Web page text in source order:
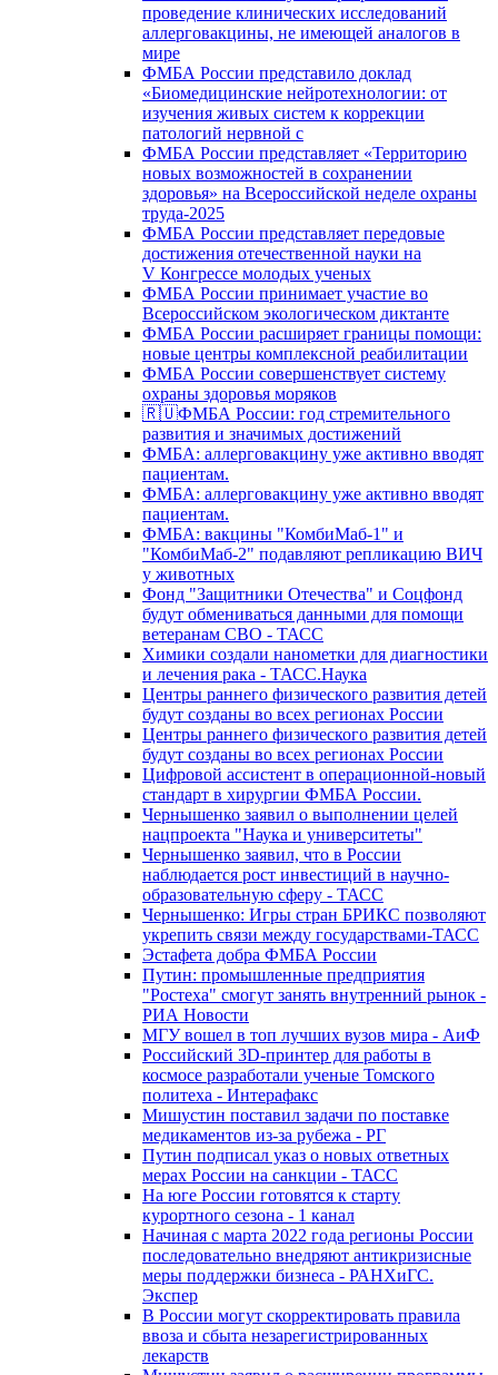
проведение клинических исследований
аллерговакцины, не имеющей аналогов в
мире
ФМБА России представило доклад
«Биомедицинские нейротехнологии: от
изучения живых систем к коррекции
патологий нервной с
ФМБА России представляет «Территорию
новых возможностей в сохранении
здоровья» на Всероссийской неделе охраны
труда-2025
ФМБА России представляет передовые
достижения отечественной науки на
V Конгрессе молодых ученых
ФМБА России принимает участие во
Всероссийском экологическом диктанте
ФМБА России расширяет границы помощи:
новые центры комплексной реабилитации
ФМБА России совершенствует систему
охраны здоровья моряков
🇷🇺ФМБА России: год стремительного
развития и значимых достижений
ФМБА: аллерговакцину уже активно вводят
пациентам.
ФМБА: аллерговакцину уже активно вводят
пациентам.
ФМБА: вакцины "КомбиМаб-1" и
"КомбиМаб-2" подавляют репликацию ВИЧ
у животных
Фонд "Защитники Отечества" и Соцфонд
будут обмениваться данными для помощи
ветеранам СВО - ТАСС
Химики создали нанометки для диагностики
и лечения рака - ТАСС.Наука
Центры раннего физического развития детей
будут созданы во всех регионах России
Центры раннего физического развития детей
будут созданы во всех регионах России
Цифровой ассистент в операционной-новый
стандарт в хирургии ФМБА России.
Чернышенко заявил о выполнении целей
нацпроекта "Наука и университеты"
Чернышенко заявил, что в России
наблюдается рост инвестиций в научно-
образовательную сферу - ТАСС
Чернышенко: Игры стран БРИКС позволяют
укрепить связи между государствами-ТАСС
Эстафета добра ФМБА России
Путин: промышленные предприятия
"Ростеха" смогут занять внутренний рынок -
РИА Новости
МГУ вошел в топ лучших вузов мира - АиФ
Российский 3D-принтер для работы в
космосе разработали ученые Томского
политеха - Интерафакс
Мишустин поставил задачи по поставке
медикаментов из-за рубежа - РГ
Путин подписал указ о новых ответных
мерах России на санкции - ТАСС
На юге России готовятся к старту
курортного сезона - 1 канал
Начиная с марта 2022 года регионы России
последовательно внедряют антикризисные
меры поддержки бизнеса - РАНХиГС.
Экспер
В России могут скорректировать правила
ввоза и сбыта незарегистрированных
лекарств